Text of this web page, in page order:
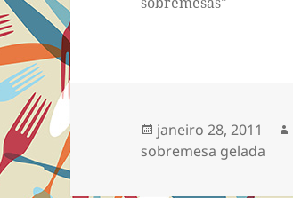
Publicado
em
janeiro 28, 2011
sobremesa gelada